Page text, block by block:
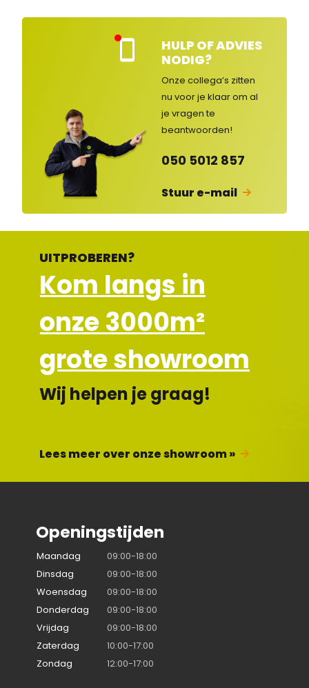
nte
en
HULP OF ADVIES
NODIG?
Onze collega’s zitten
nu voor je klaar om al
je vragen te
beantwoorden!
050 5012 857
Stuur e-mail
UITPROBEREN?
Kom langs in
onze 3000m²
grote showroom
Wij helpen je graag!
Lees meer over onze showroom »
Openingstijden
Maandag
09:00-18:00
Dinsdag
09:00-18:00
Woensdag
09:00-18:00
Donderdag
09:00-18:00
Vrijdag
09:00-18:00
Zaterdag
10:00-17:00
Zondag
12:00-17:00